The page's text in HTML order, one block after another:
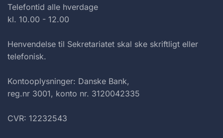
Telefontid alle hverdage
kl. 10.00 - 12.00
Henvendelse til Sekretariatet skal ske skriftligt eller
telefonisk.
Kontooplysninger: Danske Bank,
reg.nr 3001, konto nr. 3120042335
CVR: 12232543